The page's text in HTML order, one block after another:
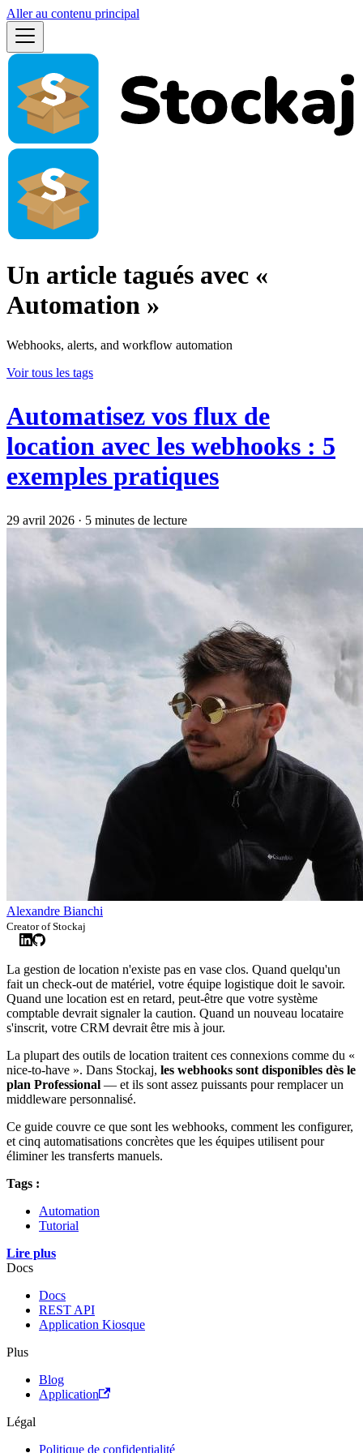
Aller au contenu principal
Un article tagués avec «
Automation »
Webhooks, alerts, and workflow automation
Voir tous les tags
Automatisez vos flux de
location avec les webhooks : 5
exemples pratiques
29 avril 2026 · 5 minutes de lecture
Alexandre Bianchi
Creator of Stockaj
La gestion de location n'existe pas en vase clos. Quand quelqu'un
fait un check-out de matériel, votre équipe logistique doit le savoir.
Quand une location est en retard, peut-être que votre système
comptable devrait signaler la caution. Quand un nouveau locataire
s'inscrit, votre CRM devrait être mis à jour.
La plupart des outils de location traitent ces connexions comme du «
nice-to-have ». Dans Stockaj, les webhooks sont disponibles dès le
plan Professional — et ils sont assez puissants pour remplacer un
middleware personnalisé.
Ce guide couvre ce que sont les webhooks, comment les configurer,
et cinq automatisations concrètes que les équipes utilisent pour
éliminer les transferts manuels.
Tags :
Automation
Tutorial
Lire plus
Docs
Docs
REST API
Application Kiosque
Plus
Blog
Application
Légal
Politique de confidentialité